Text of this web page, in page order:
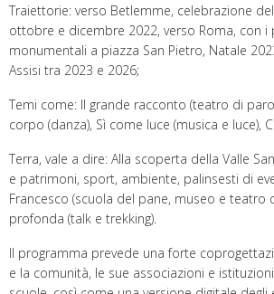
Traiettorie: verso Betlemme, celebrazione
ottobre e dicembre 2022, verso Roma, con i
monumentali a piazza San Pietro, Natale
Assisi tra 2023 e 2026;
Temi come: Il grande racconto (teatro di
corpo (danza), Sì come luce (musica e luce),
Terra, vale a dire: Alla scoperta della Valle
e patrimoni, sport, ambiente, palinsesti di
Francesco (scuola del pane, museo e teatro
profonda (talk e trekking).
Il programma prevede una forte
e la comunità, le sue associazioni e